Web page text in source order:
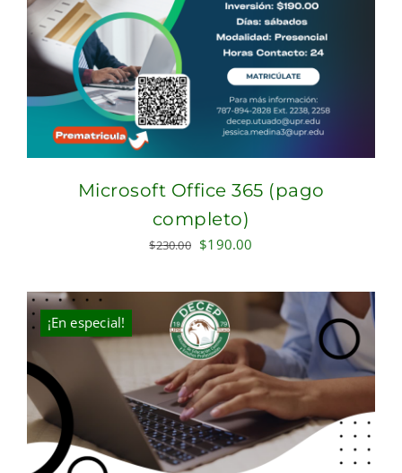
Microsoft Office 365 (pago
completo)
$230.00 Original
was:
$230.00.
$190.00
is:
$190.00.
¡En especial!